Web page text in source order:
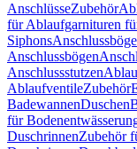
AnschlüsseZubehör
für Ablaufgarnituren
Siphons
Anschlussbögen
Anschlussstutzen
AblaufventileZubehör
BadewannenDuschen
für
DuschrinnenZubehör